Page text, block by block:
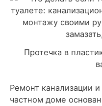
Протечка в
Ремонт канализации
частном доме